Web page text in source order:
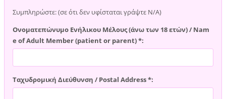
Συμπληρώστε: (σε ότι δεν υφίσταται γράψτε Ν/Α)
Ονοματεπώνυμο Ενήλικου Μέλους (άνω των 18 ετών) / Nam
e of Adult Member (patient or parent) *:
Ταχυδρομική Διεύθυνση / Postal Address *: